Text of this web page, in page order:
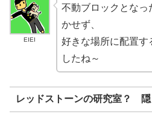
EIEI
不動ブロックとなっ
かせず、
好きな場所に配置す
したね～
レッドストーンの研究室？ 隠